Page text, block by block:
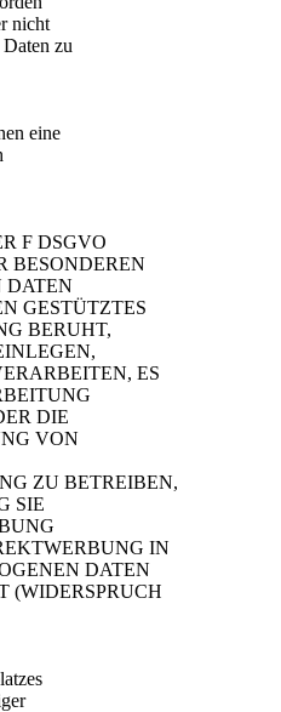
nicht
zu
eine
F DSGVO
BESONDEREN
DATEN
GESTÜTZTES
BERUHT,
ES
DIE
VON
ZU BETREIBEN,
SIE
IN
DATEN
(WIDERSPRUCH